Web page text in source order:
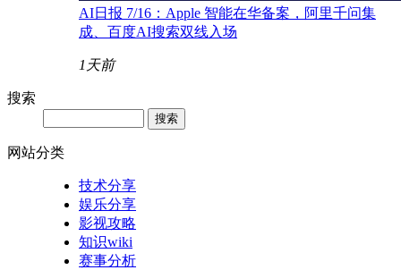
AI日报 7/16：Apple 智能在华备案，阿里千问集
成、百度AI搜索双线入场
1天前
搜索
网站分类
技术分享
娱乐分享
影视攻略
知识wiki
赛事分析